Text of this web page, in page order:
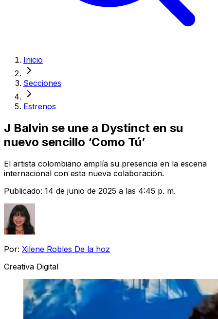
Inicio
Secciones
Estrenos
J Balvin se une a Dystinct en su
nuevo sencillo ‘Como Tú’
El artista colombiano amplía su presencia en la escena
internacional con esta nueva colaboración.
Publicado: 14 de junio de 2025 a las 4:45 p. m.
Por: Xilene Robles De la hoz
Creativa Digital